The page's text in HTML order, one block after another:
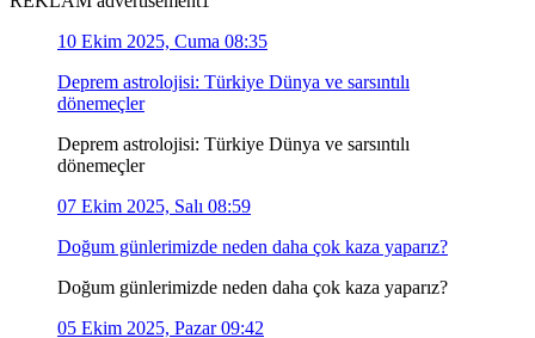
10 Ekim 2025, Cuma 08:35
Deprem astrolojisi: Türkiye Dünya ve sarsıntılı
dönemeçler
Deprem astrolojisi: Türkiye Dünya ve sarsıntılı
dönemeçler
07 Ekim 2025, Salı 08:59
Doğum günlerimizde neden daha çok kaza yaparız?
Doğum günlerimizde neden daha çok kaza yaparız?
05 Ekim 2025, Pazar 09:42